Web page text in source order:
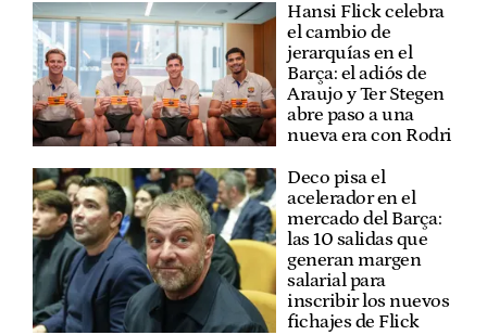
Hansi Flick celebra
el cambio de
jerarquías en el
Barça: el adiós de
Araujo y Ter Stegen
abre paso a una
nueva era con Rodri
Deco pisa el
acelerador en el
mercado del Barça:
las 10 salidas que
generan margen
salarial para
inscribir los nuevos
fichajes de Flick